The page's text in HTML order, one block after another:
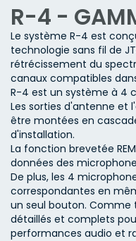
R-4 -
Le système R-4 est
technologie sans fil de
rétrécissement du
canaux compatibles
R-4 est un système à 4
Les sorties d'antenne et
être montées en
d'installation.
La fonction brevetée
données des
De plus, les 4
correspondantes en
un seul bouton. Comme
détaillés et complets
performances audio et